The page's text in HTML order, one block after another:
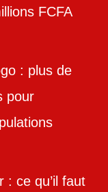
FCFA
: plus de
pour
: ce qu’il faut